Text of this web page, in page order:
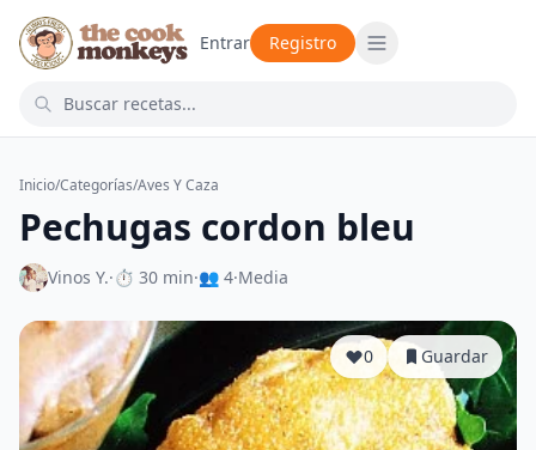
Entrar Registro
Inicio/Categorías/Aves Y Caza
Pechugas cordon bleu
Vinos Y.·⏱ 30 min·👥 4·Media
0 Guardar